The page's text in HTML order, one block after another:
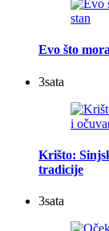
Evo što
3sata
Krišto:
tradicije
3sata